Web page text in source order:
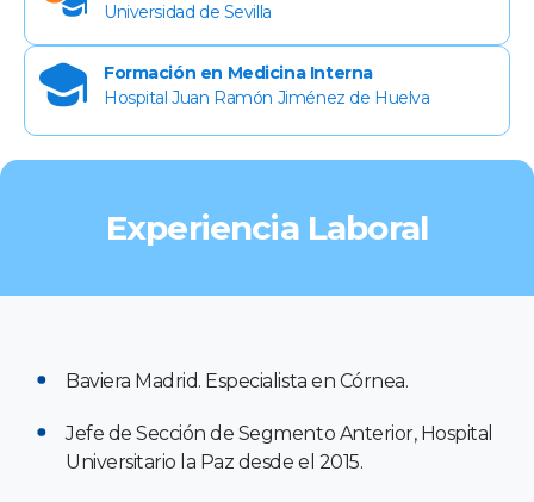
Universidad de Sevilla
Formación en Medicina Interna
Hospital Juan Ramón Jiménez de Huelva
Experiencia Laboral
Baviera Madrid. Especialista en Córnea.
Jefe de Sección de Segmento Anterior, Hospital
Universitario la Paz desde el 2015.